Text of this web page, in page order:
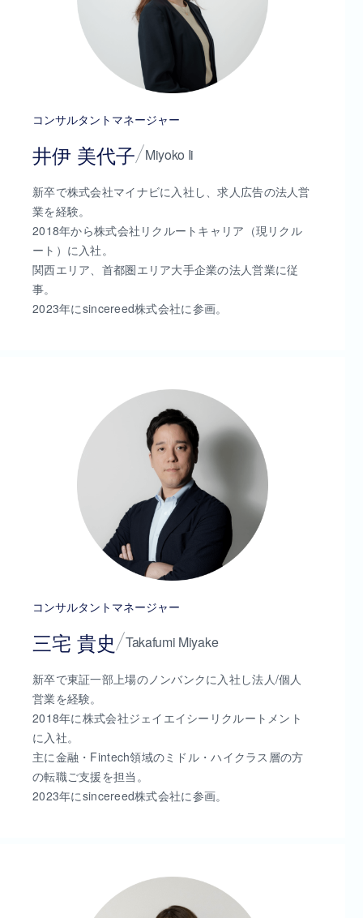
コンサルタントマネージャー
井伊 美代子 Miyoko Ii
新卒で株式会社マイナビに入社し、求人広告の法人営
業を経験。
2018年から株式会社リクルートキャリア（現リクル
ート）に入社。
関西エリア、首都圏エリア大手企業の法人営業に従
事。
2023年にsincereed株式会社に参画。
コンサルタントマネージャー
三宅 貴史 Takafumi Miyake
新卒で東証一部上場のノンバンクに入社し法人/個人
営業を経験。
2018年に株式会社ジェイエイシーリクルートメント
に入社。
主に金融・Fintech領域のミドル・ハイクラス層の方
の転職ご支援を担当。
2023年にsincereed株式会社に参画。